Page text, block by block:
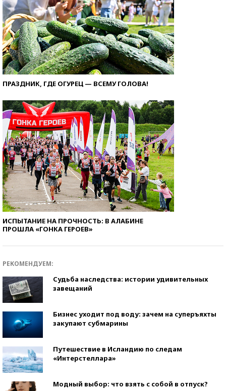
ПРАЗДНИК, ГДЕ ОГУРЕЦ — ВСЕМУ ГОЛОВА!
ИСПЫТАНИЕ НА ПРОЧНОСТЬ: В АЛАБИНЕ
ПРОШЛА «ГОНКА ГЕРОЕВ»
РЕКОМЕНДУЕМ:
Судьба наследства: истории удивительных
завещаний
Бизнес уходит под воду: зачем на суперъяхты
закупают субмарины
Путешествие в Исландию по следам
«Интерстеллара»
Модный выбор: что взять с собой в отпуск?